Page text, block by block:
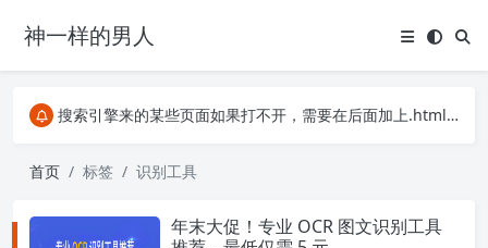
神一样的男人
关注Telegram频道有新消息第一时间推送
搜索引擎来的某些页面如果打不开，需要在后面加上.html，如https://ylface.com/mac/409.html
阿里云服务器396元4年，2C2G服务器
首页 标签 识别工具
年末大促！专业 OCR 图文识别工具